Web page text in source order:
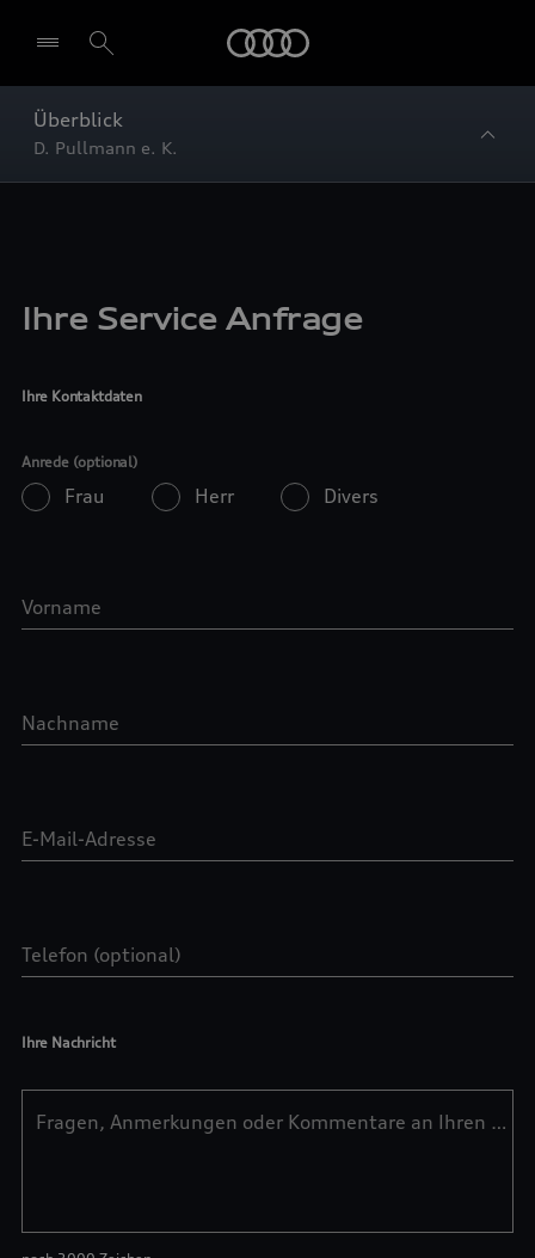
Überblick
D. Pullmann e. K.